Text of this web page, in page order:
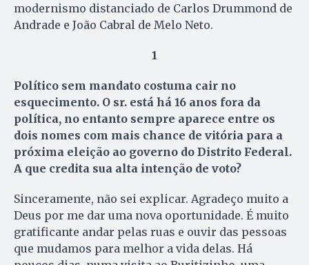
modernismo distanciado de Carlos Drummond de
Andrade e João Cabral de Melo Neto.
1
Político sem mandato costuma cair no
esquecimento. O sr. está há 16 anos fora da
política, no entanto sempre aparece entre os
dois nomes com mais chance de vitória para a
próxima eleição ao governo do Distrito Federal.
A que credita sua alta intenção de voto?
Sinceramente, não sei explicar. Agradeço muito a
Deus por me dar uma nova oportunidade. É muito
gratificante andar pelas ruas e ouvir das pessoas
que mudamos para melhor a vida delas. Há